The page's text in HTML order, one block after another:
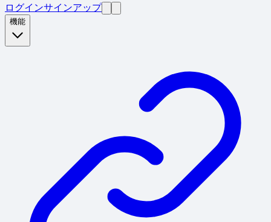
ログインサインアップ
機能